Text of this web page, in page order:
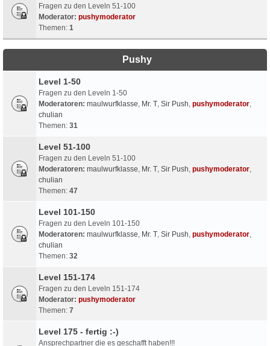
Fragen zu den Leveln 51-100
Moderator: pushymoderator
Themen: 1
Pushy
Level 1-50
Fragen zu den Leveln 1-50
Moderatoren: maulwurfklasse, Mr. T, Sir Push, pushymoderator,
chulian
Themen: 31
Level 51-100
Fragen zu den Leveln 51-100
Moderatoren: maulwurfklasse, Mr. T, Sir Push, pushymoderator,
chulian
Themen: 47
Level 101-150
Fragen zu den Leveln 101-150
Moderatoren: maulwurfklasse, Mr. T, Sir Push, pushymoderator,
chulian
Themen: 32
Level 151-174
Fragen zu den Leveln 151-174
Moderator: pushymoderator
Themen: 7
Level 175 - fertig :-)
Ansprechpartner die es geschafft haben!!!